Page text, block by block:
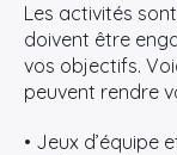
Les activités
doivent être
vos objectifs.
peuvent rendre
• Jeux d’équipe